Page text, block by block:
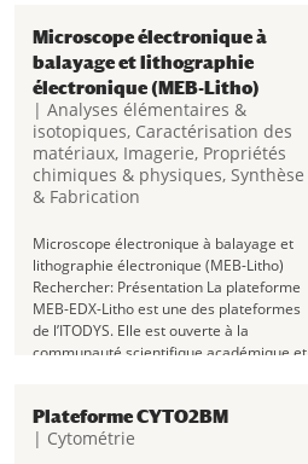
Microscope électronique à
balayage et lithographie
électronique (MEB-Litho)
| Analyses élémentaires &
isotopiques, Caractérisation des
matériaux, Imagerie, Propriétés
chimiques & physiques, Synthèse
& Fabrication
Microscope électronique à balayage et
lithographie électronique (MEB-Litho)
Rechercher: Présentation La plateforme
MEB-EDX-Litho est une des plateformes
de l’ITODYS. Elle est ouverte à la
communauté scientifique académique et
Plateforme CYTO2BM
| Cytométrie